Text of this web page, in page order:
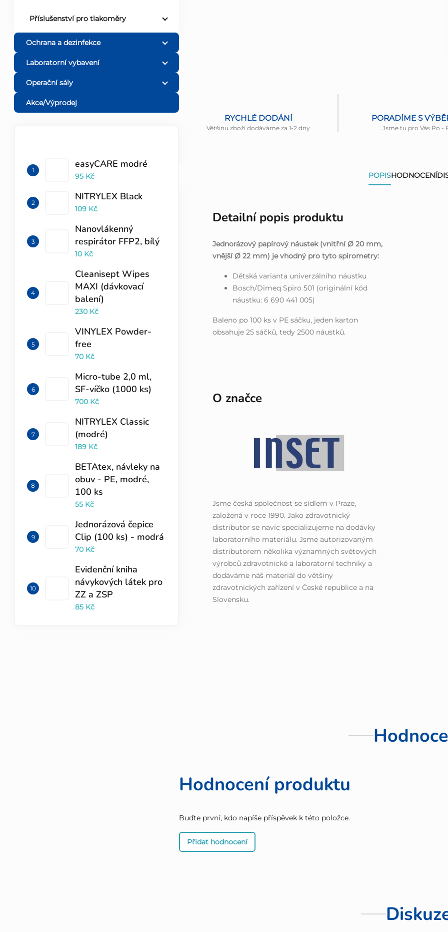
e
l
Příslušenství pro tlakoměry
Ochrana a dezinfekce
Laboratorní vybavení
Operační sály
Akce/Výprodej
easyCARE modré
95 Kč
NITRYLEX Black
109 Kč
Nanovlákenný
respirátor FFP2, bílý
10 Kč
Cleanisept Wipes
MAXI (dávkovací
balení)
230 Kč
VINYLEX Powder-
free
70 Kč
Micro-tube 2,0 ml,
SF-víčko (1000 ks)
700 Kč
NITRYLEX Classic
(modré)
189 Kč
BETAtex, návleky na
obuv - PE, modré,
100 ks
55 Kč
Jednorázová čepice
Clip (100 ks) - modrá
70 Kč
Evidenční kniha
návykových látek pro
ZZ a ZSP
85 Kč
RYCHLÉ DODÁNÍ
Většinu zboží dodáváme za 1-2 dny
PORADÍME S
Jsme tu pro Vás Po -
POPISHODNOCENÍ
Detailní popis produktu
Jednorázový papírový náustek (vnitřní Ø 20 mm,
vnější Ø 22 mm) je vhodný pro tyto spirometry:
Dětská varianta univerzálního náustku
Bosch/Dimeq Spiro 501 (originální kód
náustku: 6 690 441 005)
Baleno po 100 ks v PE sáčku, jeden karton
obsahuje 25 sáčků, tedy 2500 náustků.
O značce
Jsme česká společnost se sídlem v Praze,
založená v roce 1990. Jako zdravotnický
distributor se navíc specializujeme na dodávky
laboratorního materiálu. Jsme autorizovaným
distributorem několika významných světových
výrobců zdravotnické a laboratorní techniky a
dodáváme náš materiál do většiny
zdravotnických zařízení v České republice a na
Slovensku.
Hodnocení produktu
Buďte první, kdo napíše příspěvek k této položce.
Přidat hodnocení